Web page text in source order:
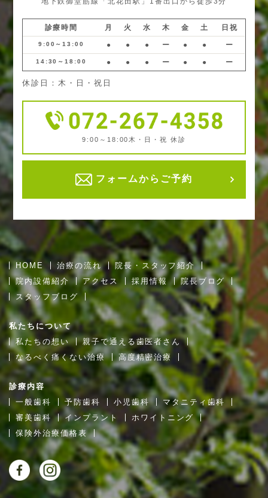
診療時間 月 火 水 木 金 土 日祝
9:00～13:00 ● ● ● ー ● ● ー
14:30～18:00 ● ● ● ー ● ● ー
休診日：木・日・祝日
9:00～18:00 木・日・祝 休診
フォームからご予約
HOME 治療の流れ
院長・スタッフ紹介
院内設備紹介
アクセス 採用情報
院長ブログ
スタッフブログ
私たちについて
私たちの想い
親子で通える歯医者さん
なるべく痛くない治療
高度精密治療
診療内容
一般歯科
予防歯科 小児歯科
マタニティ歯科
審美歯科
インプラント
ホワイトニング
保険外治療価格表